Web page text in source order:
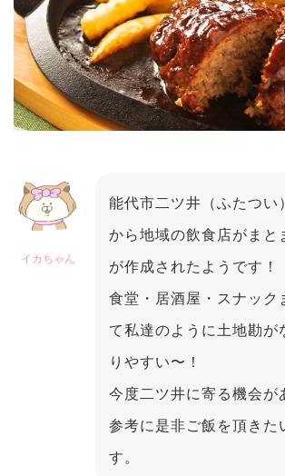
イカちゃん
能代市二ツ井（ふたつい
から地域の飲食店がまと
が作成されたようです！
食堂・居酒屋・スナック
て私達のように土地勘が
りやすい〜！
今度二ツ井に寄る機会が
参考に是非ご飯を頂きた
す。